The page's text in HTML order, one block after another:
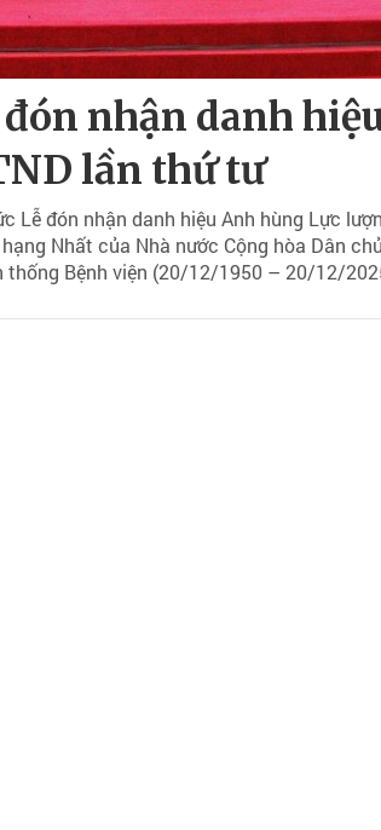
nhận danh
lần thứ tư
Lễ đón nhận danh hiệu Anh hùng Lực
Nhất của Nhà nước Cộng hòa Dân
thống Bệnh viện (20/12/1950 – 20/12/